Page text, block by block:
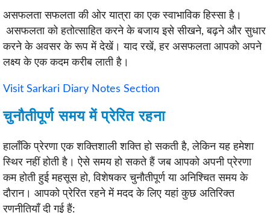
असफलता सफलता की ओर यात्रा का एक स्वाभाविक हिस्सा है।
असफलता को हतोत्साहित करने के बजाय इसे सीखने, बढ़ने और सुधार
करने के अवसर के रूप में देखें। याद रखें, हर असफलता आपको अपने
लक्ष्य के एक कदम करीब लाती है।
Visit Sarkari Diary Notes Section
चुनौतीपूर्ण समय में प्रेरित रहना
हालाँकि प्रेरणा एक शक्तिशाली शक्ति हो सकती है, लेकिन यह हमेशा
स्थिर नहीं होती है। ऐसे समय हो सकते हैं जब आपको अपनी प्रेरणा
कम होती हुई महसूस हो, विशेषकर चुनौतीपूर्ण या अनिश्चित समय के
दौरान। आपको प्रेरित रहने में मदद के लिए यहां कुछ अतिरिक्त
रणनीतियाँ दी गई हैं: